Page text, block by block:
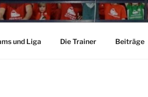
und Liga Die Trainer Beiträge